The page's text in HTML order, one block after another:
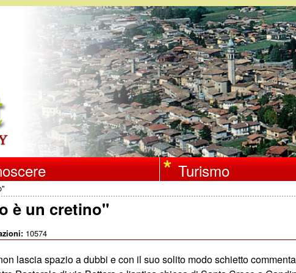
Salta
al
contenuto
principale
Turismo
è un cretino"
10574
lascia spazio a dubbi e con il suo solito modo schietto